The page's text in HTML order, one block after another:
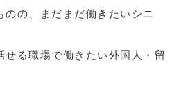
のの、まだまだ働きたいシニ
せる職場で働きたい外国人・留